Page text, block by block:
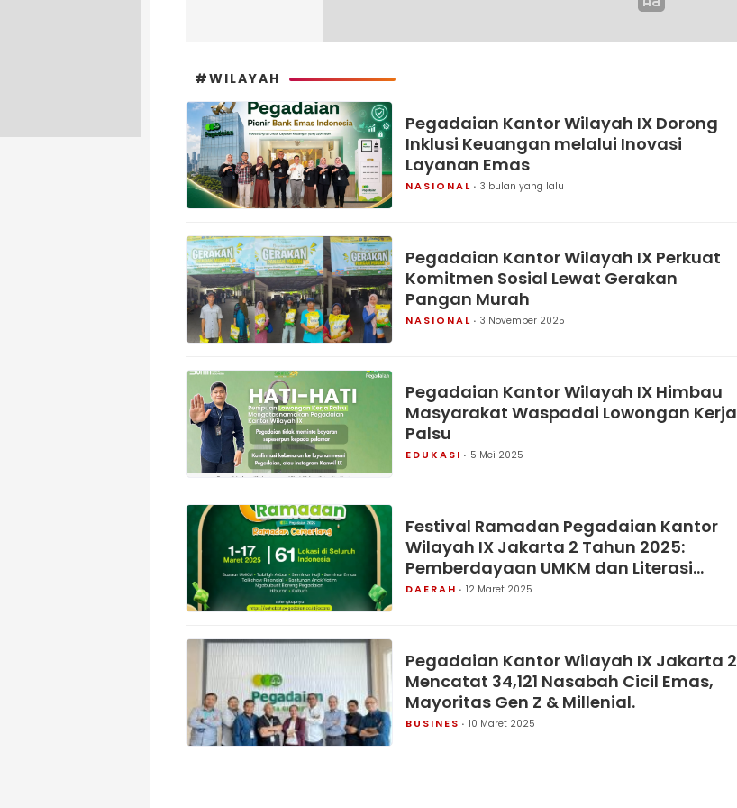
#WILAYAH
Pegadaian Kantor Wilayah IX Dorong
Inklusi Keuangan melalui Inovasi
Layanan Emas
NASIONAL 3 bulan yang lalu
Pegadaian Kantor Wilayah IX Perkuat
Komitmen Sosial Lewat Gerakan
Pangan Murah
NASIONAL 3 November 2025
Pegadaian Kantor Wilayah IX Himbau
Masyarakat Waspadai Lowongan Kerja
Palsu
EDUKASI 5 Mei 2025
Festival Ramadan Pegadaian Kantor
Wilayah IX Jakarta 2 Tahun 2025:
Pemberdayaan UMKM dan Literasi
Keuangan
DAERAH 12 Maret 2025
Pegadaian Kantor Wilayah IX Jakarta 2
Mencatat 34,121 Nasabah Cicil Emas,
Mayoritas Gen Z & Millenial.
BUSINES 10 Maret 2025